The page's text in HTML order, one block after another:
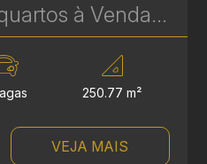
Cobertura de 4 quartos à Venda no Le Gris - Santa Felicidade - 250 m² Privativos | Ref. 1759
250.77 m²
VEJA MAIS